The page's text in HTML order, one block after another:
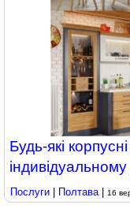
Будь-які
Послуги Полтава 16